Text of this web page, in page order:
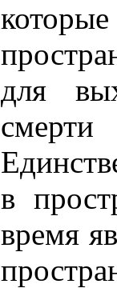
для
в
время